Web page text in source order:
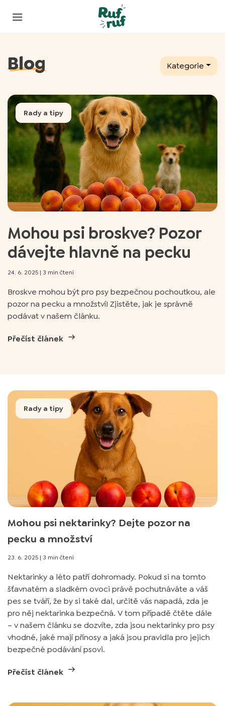
Blog Kategorie
Rady a tipy
Mohou psi broskve? Pozor
dávejte hlavně na pecku
24. 6. 2025 | 3 min čtení
Broskve mohou být pro psy bezpečnou pochoutkou, ale
pozor na pecku a množství! Zjistěte, jak je správně
podávat v našem článku.
Přečíst článek
Rady a tipy
Mohou psi nektarinky? Dejte pozor na
pecku a množství
23. 6. 2025 | 3 min čtení
Nektarinky a léto patří dohromady. Pokud si na tomto
šťavnatém a sladkém ovoci právě pochutnáváte a váš
pes se tváří, že by si také dal, určitě vás napadá, zda je
pro něj nektarinka bezpečná. V tom případě čtěte dále
– v našem článku se dozvíte, zda jsou nektarinky pro psy
vhodné, jaké mají přínosy a jaká jsou pravidla pro jejich
bezpečné podávání psovi.
Přečíst článek